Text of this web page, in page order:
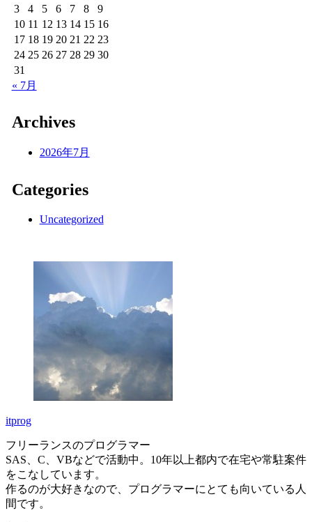
3
4 5 6 7 8
9
10 11 12 13 14 15 16
17 18 19 20 21 22 23
24 25 26 27 28 29 30
31
« 7月
Archives
2026年7月
Categories
Uncategorized
itprog
フリーランスのプログラマー
SAS、C、VBなどで活動中。10年以上都内で在宅や常駐案件
をこなしています。
作るのが大好きなので、プログラマーにとても向いている人
間です。